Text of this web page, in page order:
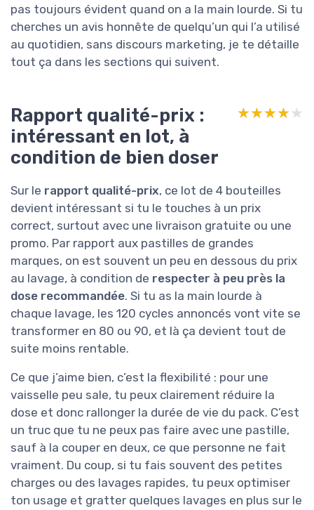
pas toujours évident quand on a la main lourde. Si tu
cherches un avis honnête de quelqu’un qui l’a utilisé
au quotidien, sans discours marketing, je te détaille
tout ça dans les sections qui suivent.
Rapport qualité-prix :
intéressant en lot, à
condition de bien doser
★★★★★
★★★★★
Sur le rapport qualité-prix, ce lot de 4 bouteilles
devient intéressant si tu le touches à un prix
correct, surtout avec une livraison gratuite ou une
promo. Par rapport aux pastilles de grandes
marques, on est souvent un peu en dessous du prix
au lavage, à condition de respecter à peu près la
dose recommandée. Si tu as la main lourde à
chaque lavage, les 120 cycles annoncés vont vite se
transformer en 80 ou 90, et là ça devient tout de
suite moins rentable.
Ce que j’aime bien, c’est la flexibilité : pour une
vaisselle peu sale, tu peux clairement réduire la
dose et donc rallonger la durée de vie du pack. C’est
un truc que tu ne peux pas faire avec une pastille,
sauf à la couper en deux, ce que personne ne fait
vraiment. Du coup, si tu fais souvent des petites
charges ou des lavages rapides, tu peux optimiser
ton usage et gratter quelques lavages en plus sur le